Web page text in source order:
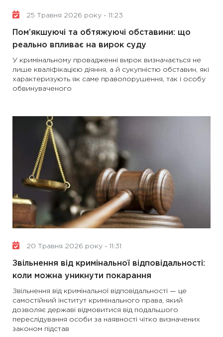
25 Травня 2026 року - 11:23
Пом’якшуючі та обтяжуючі обставини: що
реально впливає на вирок суду
У кримінальному провадженні вирок визначається не
лише кваліфікацією діяння, а й сукупністю обставин, які
характеризують як саме правопорушення, так і особу
обвинуваченого
20 Травня 2026 року - 11:31
Звільнення від кримінальної відповідальності:
коли можна уникнути покарання
Звільнення від кримінальної відповідальності — це
самостійний інститут кримінального права, який
дозволяє державі відмовитися від подальшого
переслідування особи за наявності чітко визначених
законом підстав